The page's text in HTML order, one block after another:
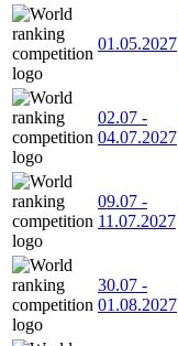
01.05.2027
02.07 -
04.07.2027
09.07 -
11.07.2027
30.07 -
01.08.2027